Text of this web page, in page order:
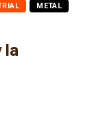
METAL
la